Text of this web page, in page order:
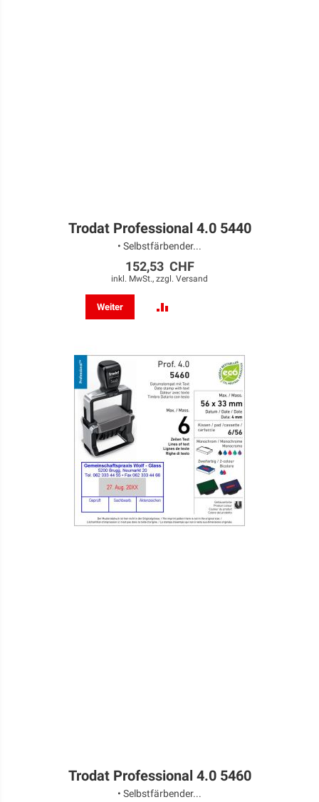
Trodat Professional 4.0 5440
• Selbstfärbender...
152,53 CHF
inkl. MwSt., zzgl. Versand
Weiter
HINZUFÜGEN
Trodat Professional 4.0 5460
• Selbstfärbender...